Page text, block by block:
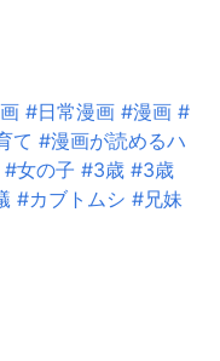
#日常漫画 #漫画 #
て #漫画が読めるハ
#女の子 #3歳 #3歳
#カブトムシ #兄妹